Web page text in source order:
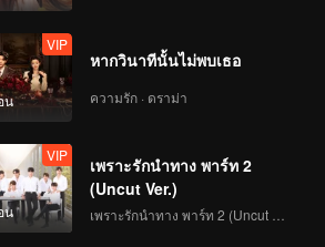
VIP
Episode 4(Part 1):
Unbelievable Manual
Operation of "Horse's
VIP
Episode 4(Part 2):
Winning Streak Ends
at Four! Player Cracks
Under Pressure and
น
VIP
หากวินาทีนั้นไม่พบเธอ
ความรัก · ดราม่า
น
VIP
เพราะรักนำทาง พาร์ท 2
(Uncut Ver.)